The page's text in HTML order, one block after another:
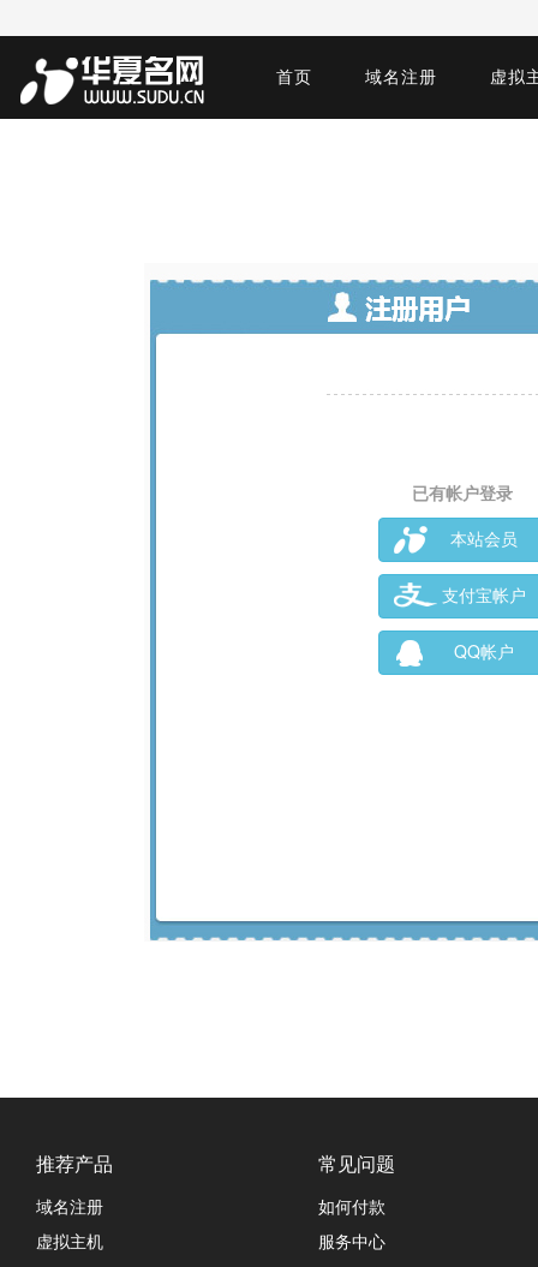
首页 域名注册 虚拟
已有帐户登录
本站会员
支付宝帐户
QQ帐户
推荐产品
域名注册
虚拟主机
常见问题
如何付款
服务中心